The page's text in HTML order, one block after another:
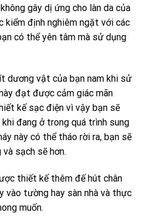
gây dị ứng cho làn da của
kiểm định nghiêm ngặt với các
có thể yên tâm mà sử dụng
dương vật của bạn nam khi sử
đạt được cảm giác mãn
kế sạc điện vì vậy bạn sẽ
đang ở trong quá trình sung
này có thể tháo rời ra, bạn sẽ
sạch sẽ hơn.
thiết kế thêm đế hút chân
vào tường hay sàn nhà và thực
muốn.